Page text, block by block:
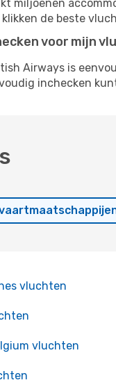
miljoenen
de beste
voor mijn
Airways is
inchecken
vluchten
vluchten